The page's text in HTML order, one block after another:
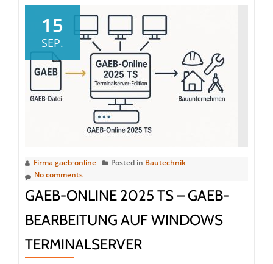
statt
überholt:
Die
wahre
Rolle
von
Excel
am
15
SEP.
Firma gaeb-online Posted in Bautechnik
No comments
GAEB-ONLINE 2025 TS – GAEB-
BEARBEITUNG AUF WINDOWS
TERMINALSERVER